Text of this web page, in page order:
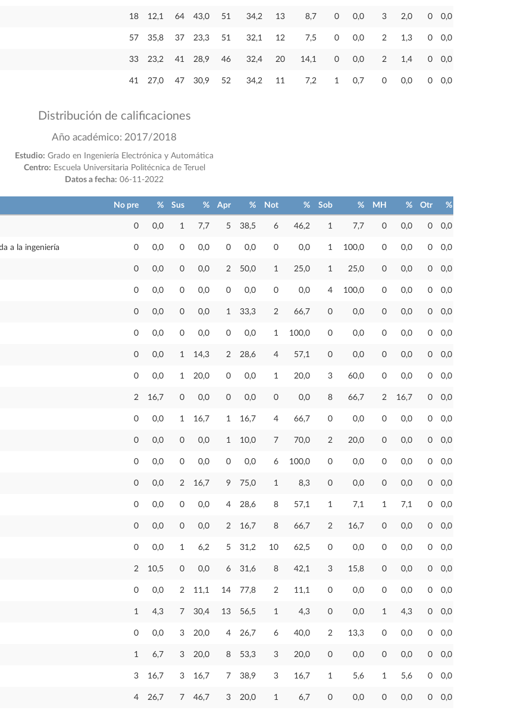
18 12,1 64 43,0 51 34,2 13 8,7 0 0,0 3 2,0 0 0,0
57 35,8 37 23,3 51 32,1 12 7,5 0 0,0 2 1,3 0 0,0
33 23,2 41 28,9 46 32,4 20 14,1 0 0,0 2 1,4 0 0,0
41 27,0 47 30,9 52 34,2 11 7,2 1 0,7 0 0,0 0 0,0
Distribución de calificaciones
Año académico: 2017/2018
Estudio: Grado en Ingeniería Electrónica y Automática
Centro: Escuela Universitaria Politécnica de Teruel
Datos a fecha: 06-11-2022
No pre % Sus % Apr % Not % Sob % MH % Otr %
0 0,0 1 7,7 5 38,5 6 46,2 1 7,7 0 0,0 0 0,0
a la ingeniería 0 0,0 0 0,0 0 0,0 0 0,0 1 100,0 0 0,0 0 0,0
0 0,0 0 0,0 2 50,0 1 25,0 1 25,0 0 0,0 0 0,0
0 0,0 0 0,0 0 0,0 0 0,0 4 100,0 0 0,0 0 0,0
0 0,0 0 0,0 1 33,3 2 66,7 0 0,0 0 0,0 0 0,0
0 0,0 0 0,0 0 0,0 1 100,0 0 0,0 0 0,0 0 0,0
0 0,0 1 14,3 2 28,6 4 57,1 0 0,0 0 0,0 0 0,0
0 0,0 1 20,0 0 0,0 1 20,0 3 60,0 0 0,0 0 0,0
2 16,7 0 0,0 0 0,0 0 0,0 8 66,7 2 16,7 0 0,0
0 0,0 1 16,7 1 16,7 4 66,7 0 0,0 0 0,0 0 0,0
0 0,0 0 0,0 1 10,0 7 70,0 2 20,0 0 0,0 0 0,0
0 0,0 0 0,0 0 0,0 6 100,0 0 0,0 0 0,0 0 0,0
0 0,0 2 16,7 9 75,0 1 8,3 0 0,0 0 0,0 0 0,0
0 0,0 0 0,0 4 28,6 8 57,1 1 7,1 1 7,1 0 0,0
0 0,0 0 0,0 2 16,7 8 66,7 2 16,7 0 0,0 0 0,0
0 0,0 1 6,2 5 31,2 10 62,5 0 0,0 0 0,0 0 0,0
2 10,5 0 0,0 6 31,6 8 42,1 3 15,8 0 0,0 0 0,0
0 0,0 2 11,1 14 77,8 2 11,1 0 0,0 0 0,0 0 0,0
1 4,3 7 30,4 13 56,5 1 4,3 0 0,0 1 4,3 0 0,0
0 0,0 3 20,0 4 26,7 6 40,0 2 13,3 0 0,0 0 0,0
1 6,7 3 20,0 8 53,3 3 20,0 0 0,0 0 0,0 0 0,0
3 16,7 3 16,7 7 38,9 3 16,7 1 5,6 1 5,6 0 0,0
4 26,7 7 46,7 3 20,0 1 6,7 0 0,0 0 0,0 0 0,0